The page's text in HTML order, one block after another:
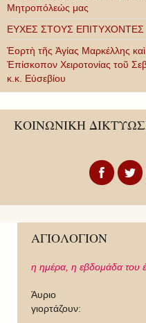
Μητροπόλεώς μας
ΕΥΧΕΣ ΣΤΟΥΣ
Ἑορτὴ τῆς Ἁγίας Μαρκέλλης καὶ
Ἐπίσκοπον Χειροτονίας τοῦ
κ.κ. Εὐσεβίου
ΚΟΙΝΩΝΙΚΗ
ΑΓΙΟΛΟΓΙΟΝ
η ημέρα, η εβδομάδα του
Άυριο
γιορτάζουν: